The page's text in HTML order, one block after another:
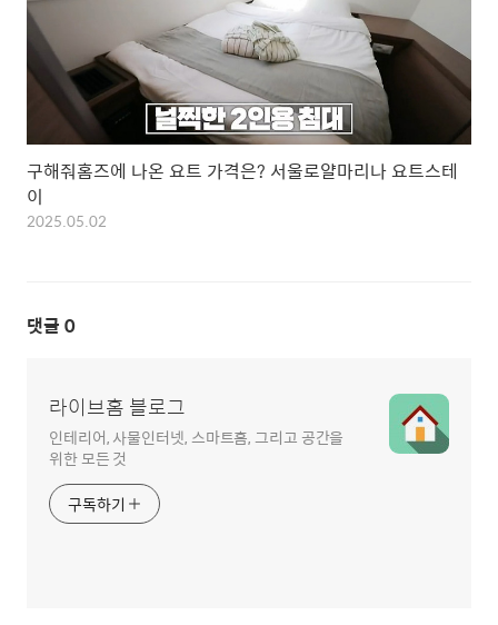
구해줘홈즈에 나온 요트 가격은? 서울로얄마리나 요트스테
이
2025.05.02
댓글 0
라이브홈 블로그
인테리어, 사물인터넷, 스마트홈, 그리고 공간을
위한 모든 것
구독하기